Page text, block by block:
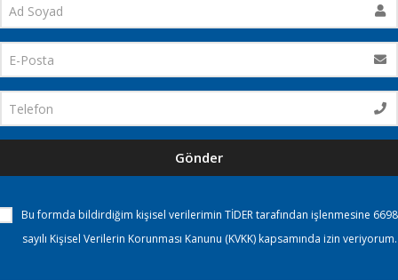
Gönder
Bu formda bildirdiğim kişisel verilerimin TİDER tarafından işlenmesine 6698
sayılı Kişisel Verilerin Korunması Kanunu (KVKK) kapsamında izin veriyorum.